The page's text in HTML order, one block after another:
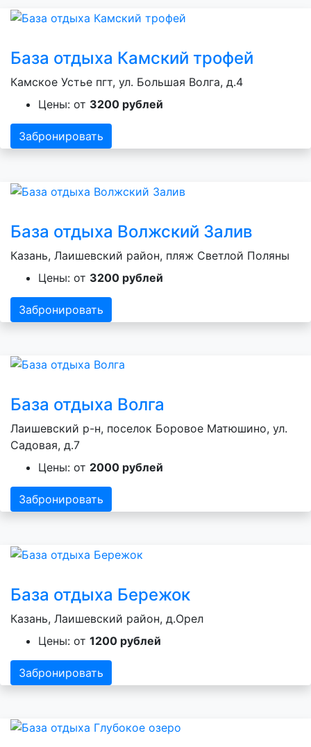
База отдыха Камский трофей
Камское Устье пгт, ул. Большая Волга, д.4
Цены: от 3200 рублей
Забронировать
База отдыха Волжский Залив
Казань, Лаишевский район, пляж Светлой Поляны
Цены: от 3200 рублей
Забронировать
База отдыха Волга
Лаишевский р-н, поселок Боровое Матюшино, ул.
Садовая, д.7
Цены: от 2000 рублей
Забронировать
База отдыха Бережок
Казань, Лаишевский район, д.Орел
Цены: от 1200 рублей
Забронировать